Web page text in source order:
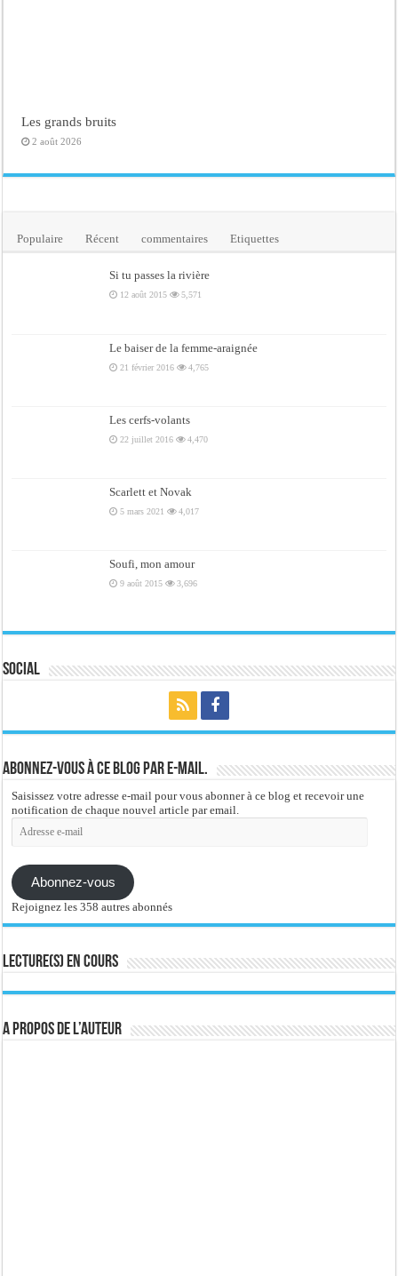
Les grands bruits
2 août 2026
Populaire Récent commentaires Etiquettes
Si tu passes la rivière
12 août 2015 5,571
Le baiser de la femme-araignée
21 février 2016 4,765
Les cerfs-volants
22 juillet 2016 4,470
Scarlett et Novak
5 mars 2021 4,017
Soufi, mon amour
9 août 2015 3,696
Social
Abonnez-vous à ce blog par e-mail.
Saisissez votre adresse e-mail pour vous abonner à ce blog et recevoir une
notification de chaque nouvel article par email.
Adresse
e-
Abonnez-vous
Rejoignez les 358 autres abonnés
Lecture(s) en cours
A propos de l’auteur